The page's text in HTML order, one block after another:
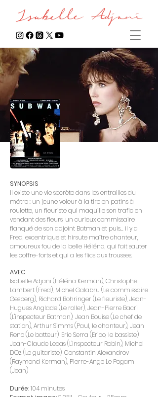
SYNOPSIS
Il existe une vie secrète dans les entrailles du
métro : un jeune voleur à la tire en patins à
roulette, un fleuriste qui maquille son trafic en
vendant des fleurs, un curieux commissaire
flanqué de son adjoint Batman et puis... il y a
Fred, excentrique et hirsute maître chanteur,
amoureux fou de la belle Héléna, qui fait sauter
les coffre-forts et qui a les flics aux trousses.
AVEC
Isabelle Adjani (Héléna Kerman) Christophe
Lambert (Fred), Michel Galabru (Le commissaire
Gesberg), Richard Bohringer (Le fleuriste), Jean-
Hugues Anglade (Le roller), Jean-Pierre Bacri
(L'inspecteur Batman), Jean Bouise (Le chef de
station), Arthur Simms (Paul, le chanteur), Jean
Reno (Le batteur), Eric Serra (Erico, le bassiste),
Jean-Claude Lecas (L'inspecteur Robin), Michel
D'Oz (Le guitariste), Constantin Alexandrov
(Raymond Kerman), Pierre-Ange Le Pogam
(Jean)
Durée:104 minutes